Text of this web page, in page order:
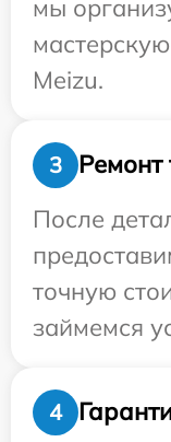
мы
Meizu.
3
Ремонт
После
точную
займемся
4